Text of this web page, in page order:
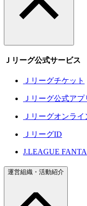
Ｊリーグ公式サービス
Ｊリーグチケット
Ｊリーグ公式アプ
Ｊリーグオンラ
ＪリーグID
J.LEAGUE
運営組織・活動紹介